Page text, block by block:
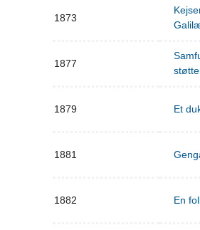
1873
1877
1879 Et
1881
1882 En